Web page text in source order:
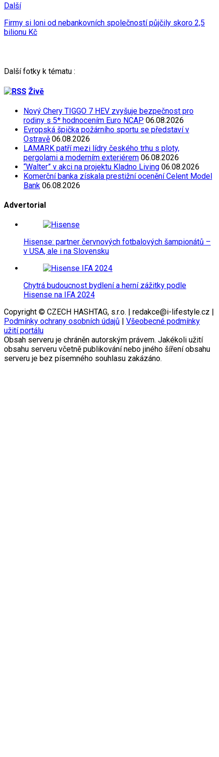
Další
Firmy si loni od nebankovních společností půjčily skoro 2,5
bilionu Kč
Další fotky k tématu :
Živě
Nový Chery TIGGO 7 HEV zvyšuje bezpečnost pro
rodiny s 5* hodnocením Euro NCAP 06.08.2026
Evropská špička požárního sportu se představí v
Ostravě 06.08.2026
LAMARK patří mezi lídry českého trhu s ploty,
pergolami a moderním exteriérem 06.08.2026
“Walter” v akci na projektu Kladno Living 06.08.2026
Komerční banka získala prestižní ocenění Celent Model
Bank 06.08.2026
Advertorial
Hisense: partner červnových fotbalových šampionátů –
v USA, ale i na Slovensku
Chytrá budoucnost bydlení a herní zážitky podle
Hisense na IFA 2024
Copyright © CZECH HASHTAG, s.r.o. | redakce@i-lifestyle.cz |
Podmínky ochrany osobních údajů
Všeobecné podmínky
užití portálu
Obsah serveru je chráněn autorským právem. Jakékoli užití
obsahu serveru včetně publikování nebo jiného šíření obsahu
serveru je bez písemného souhlasu zakázáno.